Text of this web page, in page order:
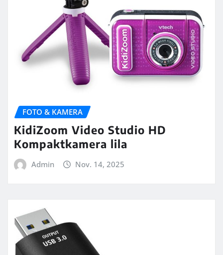
FOTO & KAMERA
KidiZoom Video Studio HD
Kompaktkamera lila
Admin Nov. 14, 2025